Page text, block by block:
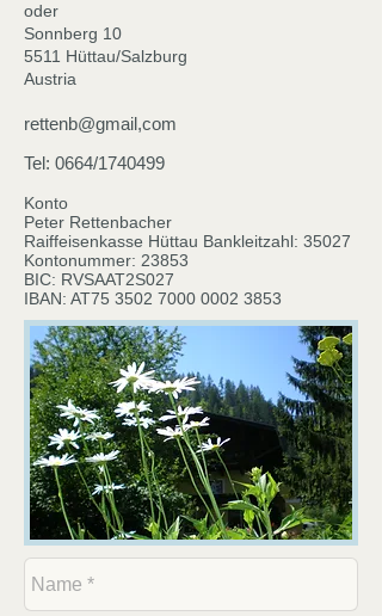
oder
Sonnberg 10
5511 Hüttau/Salzburg
Austria
rettenb@gmail,com
Tel: 0664/1740499
Konto
Peter Rettenbacher
Raiffeisenkasse Hüttau Bankleitzahl: 35027
Kontonummer: 23853
BIC: RVSAAT2S027
IBAN: AT75 3502 7000 0002 3853